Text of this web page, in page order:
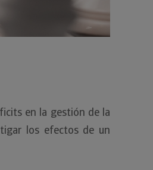
en la gestión de la
los efectos de un